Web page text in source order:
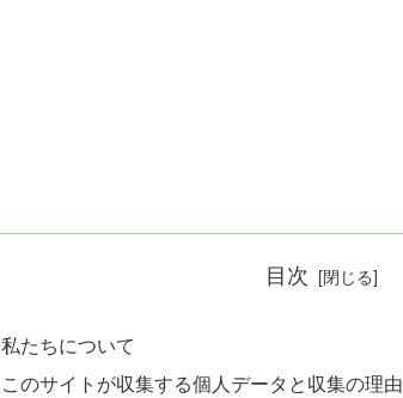
目次
私たちについて
このサイトが収集する個人データと収集の理由